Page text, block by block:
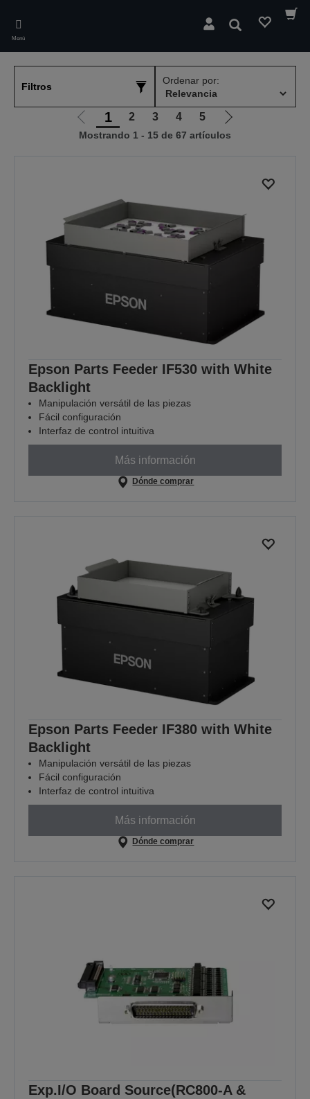
main
content
Menú
Buscar
Filtros
Ordenar por:
Ir
a
1 2 3 4 5
Ir
a
siguiente
Mostrando 1 - 15 de 67 artículos
Epson Parts Feeder IF530 with White
Backlight
Manipulación versátil de las piezas
Fácil configuración
Interfaz de control intuitiva
Más información
Dónde comprar
Epson Parts Feeder IF380 with White
Backlight
Manipulación versátil de las piezas
Fácil configuración
Interfaz de control intuitiva
Más información
Dónde comprar
Exp.I/O Board Source(RC800-A &